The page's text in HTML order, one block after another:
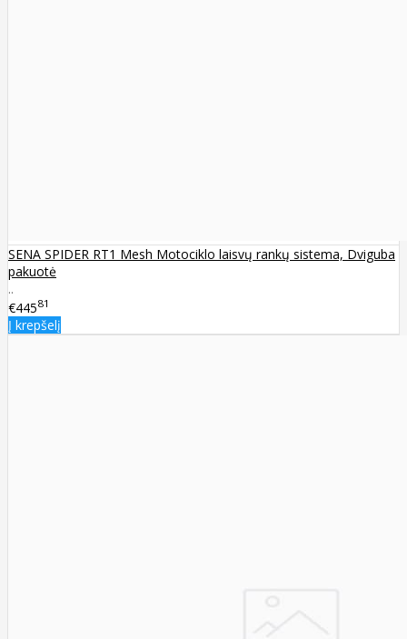
SENA SPIDER RT1 Mesh Motociklo laisvų rankų sistema, Dviguba
pakuotė
..
€44581
Į krepšelį